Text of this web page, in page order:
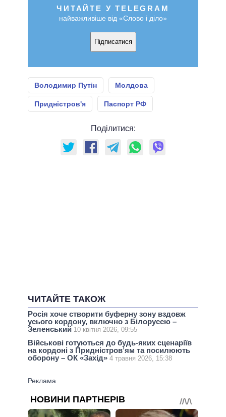
ЧИТАЙТЕ У TELEGRAM
найважливіше від «Слово і діло»
Підписатися
Володимир Путін Молдова
Придністров'я Паспорт РФ
Поділитися:
ЧИТАЙТЕ ТАКОЖ
Росія хоче створити буферну зону вздовж
усього кордону, включно з Білоруссю –
Зеленський 10 квітня 2026, 09:55
Військові готуються до будь-яких сценаріїв
на кордоні з Придністров’ям та посилюють
оборону – ОК «Захід» 4 травня 2026, 15:38